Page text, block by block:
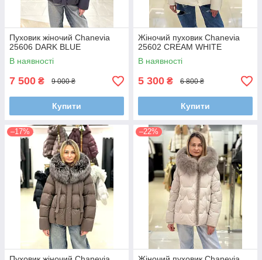
Пуховик жіночий Chanevia
25606 DARK BLUE
В наявності
7 500 ₴ 9 000 ₴
Купити
Жіночий пуховик Chanevia
25602 CREAM WHITE
В наявності
5 300 ₴ 6 800 ₴
Купити
–17% –22%